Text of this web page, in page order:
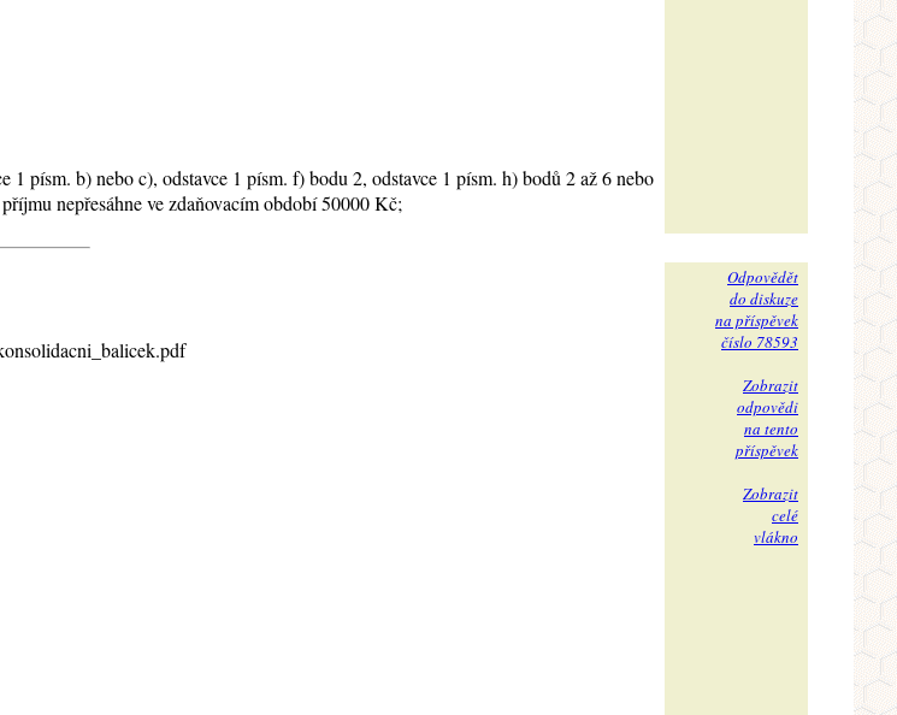
písm. b) nebo c), odstavce 1 písm. f) bodu 2, odstavce 1 písm. h) bodů 2 až 6 nebo
nepřesáhne ve zdaňovacím období 50000 Kč;
Odpovědět
do diskuze
na příspěvek
číslo 78593
Zobrazit
odpovědi
na tento
příspěvek
Zobrazit
celé
vlákno